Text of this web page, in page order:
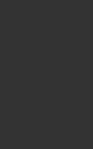
MORE OPTIONS
립스틱